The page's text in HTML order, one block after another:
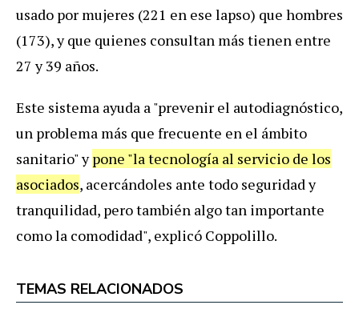
usado por mujeres (221 en ese lapso) que hombres
(173),y que quienes consultan más tienen entre
27 y 39 años.
Este sistema ayuda a"prevenir el autodiagnóstico,
un problema más que frecuente en el ámbito
sanitario"y pone "latecnología al servicio de los
asociados, acercándoles ante todo seguridady
tranquilidad, perotambién algotan importante
comola comodidad", explicó Coppolillo.
TEMAS RELACIONADOS